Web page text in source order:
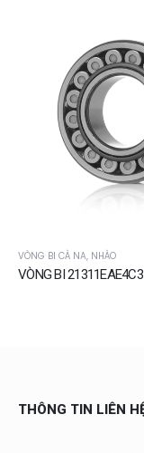
VÒNG BI CÀ NA, NHÀO
VÒNG BI
THÔNG TIN LIÊN